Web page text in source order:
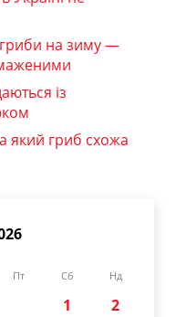
на зиму —
із
який гриб схожа
Пт Сб Нд
1
2